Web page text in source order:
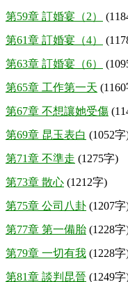
第59章 訂婚宴（2）
第61章 訂婚宴（4）
第63章 訂婚宴（6）
第65章 工作第一天
第67章 不想讓她受傷
第69章 昆玉表白 (1052字
第71章 不準走 (1275字)
第73章 散心 (1212字)
第75章 公司八卦 (1207字
第77章 第一備胎 (1228字
第79章 一切有我 (1228字
第81章 談判昆晉 (1249字